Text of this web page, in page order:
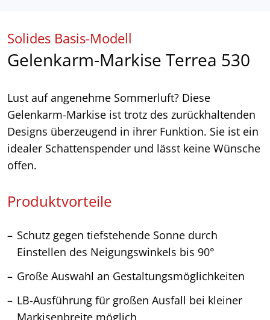
Solides Basis-Modell
Gelenkarm-Markise Terrea 530
Lust auf angenehme Sommerluft? Diese
Gelenkarm-Markise ist trotz des zurückhaltenden
Designs überzeugend in ihrer Funktion. Sie ist ein
idealer Schattenspender und lässt keine Wünsche
offen.
Produktvorteile
Schutz gegen tiefstehende Sonne durch
Einstellen des Neigungswinkels bis 90°
Große Auswahl an Gestaltungsmöglichkeiten
LB-Ausführung für großen Ausfall bei kleiner
Markisenbreite möglich